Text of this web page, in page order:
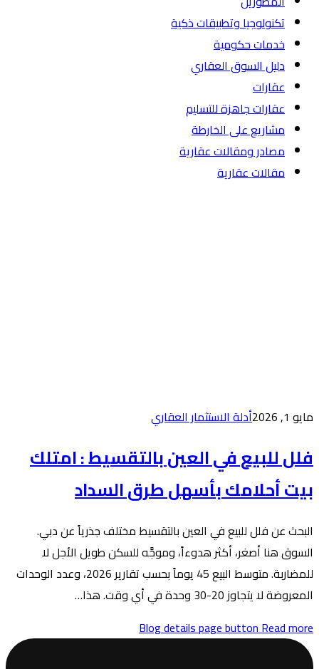
بالتقسيط : امتلك
طرق السداد
مختلف جذرياً عن دبي.
للسكن طويل الأجل لا
للمضاربة. متوسط البيع 45 يوماً بحسب تقارير 2026، وعدد الوحدات
Blog